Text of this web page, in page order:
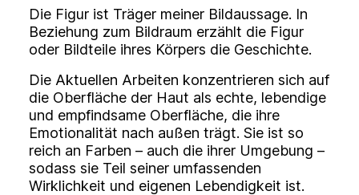
Die Figur ist Träger meiner Bildaussage. In
Beziehung zum Bildraum erzählt die Figur
oder Bildteile ihres Körpers die Geschichte.
Die Aktuellen Arbeiten konzentrieren sich auf
die Oberfläche der Haut als echte, lebendige
und empfindsame Oberfläche, die ihre
Emotionalität nach außen trägt. Sie ist so
reich an Farben – auch die ihrer Umgebung –
sodass sie Teil seiner umfassenden
Wirklichkeit und eigenen Lebendigkeit ist.